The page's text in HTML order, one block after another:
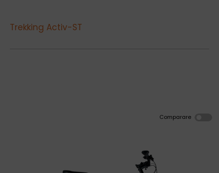
Trekking Activ-ST
Comparare